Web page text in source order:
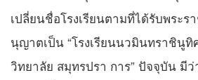
เปลี่ยนชื่อโรงเรียนตามที่ได้รับพระ
นุญาตเป็น “โรงเรียนนวมินทราชินู
วิทยาลัย สมุทรปรา การ” ปัจจุบัน มี